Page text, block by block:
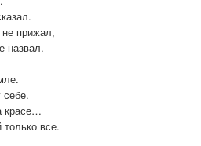
не прижал,
назвал.
себе.
красе…
все.